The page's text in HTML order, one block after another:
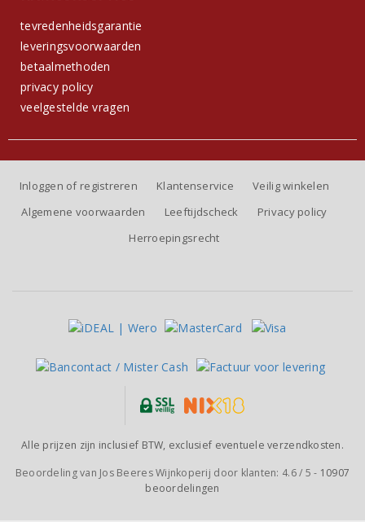
tevredenheidsgarantie
leveringsvoorwaarden
betaalmethoden
privacy policy
veelgestelde vragen
Inloggen of registreren Klantenservice
Veilig winkelen
Algemene voorwaarden
Leeftijdscheck
Privacy policy
Herroepingsrecht
Alle prijzen zijn inclusief BTW, exclusief eventuele verzendkosten.
Beoordeling van Jos Beeres Wijnkoperij door klanten: 4.6/ 5 - 10907
beoordelingen